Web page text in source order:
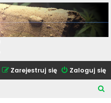
Zaloguj się
Zarejestruj się